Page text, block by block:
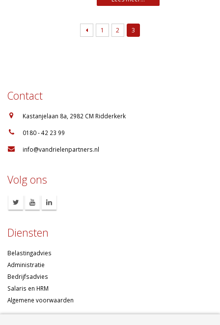
1 2 3
Contact
Kastanjelaan 8a, 2982 CM Ridderkerk
0180 - 42 23 99
info@vandrielenpartners.nl
Volg ons
Diensten
Belastingadvies
Administratie
Bedrijfsadvies
Salaris en HRM
Algemene voorwaarden